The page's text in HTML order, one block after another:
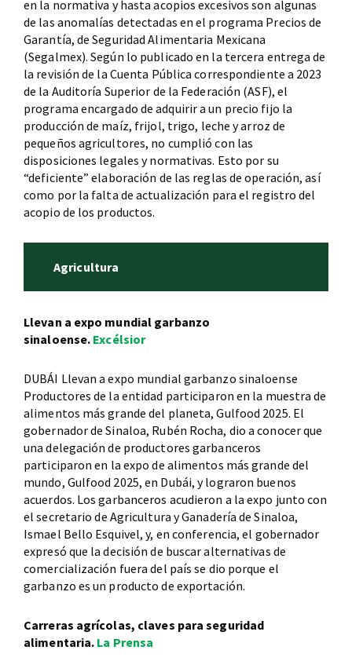
en la normativa y hasta acopios excesivos son algunas
de las anomalías detectadas en el programa Precios de
Garantía, de Seguridad Alimentaria Mexicana
(Segalmex). Según lo publicado en la tercera entrega de
la revisión de la Cuenta Pública correspondiente a 2023
de la Auditoría Superior de la Federación (ASF), el
programa encargado de adquirir a un precio fijo la
producción de maíz, frijol, trigo, leche y arroz de
pequeños agricultores, no cumplió con las
disposiciones legales y normativas. Esto por su
“deficiente” elaboración de las reglas de operación, así
como por la falta de actualización para el registro del
acopio de los productos.
Agricultura
Llevan a expo mundial garbanzo
sinaloense. Excélsior
DUBÁI Llevan a expo mundial garbanzo sinaloense
Productores de la entidad participaron en la muestra de
alimentos más grande del planeta, Gulfood 2025. El
gobernador de Sinaloa, Rubén Rocha, dio a conocer que
una delegación de productores garbanceros
participaron en la expo de alimentos más grande del
mundo, Gulfood 2025, en Dubái, y lograron buenos
acuerdos. Los garbanceros acudieron a la expo junto con
el secretario de Agricultura y Ganadería de Sinaloa,
Ismael Bello Esquivel, y, en conferencia, el gobernador
expresó que la decisión de buscar alternativas de
comercialización fuera del país se dio porque el
garbanzo es un producto de exportación.
Carreras agrícolas, claves para seguridad
alimentaria. La Prensa